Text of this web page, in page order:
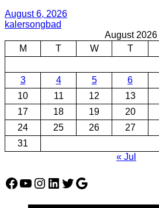
August 6, 2026
kalersongbad
August 2026
M
T W T
3
4 5 6
10
11 12 13
17
18 19 20
24
25 26 27
31
« Jul
Facebook
YouTube
Instagram
LinkedIn
Twitter
Google